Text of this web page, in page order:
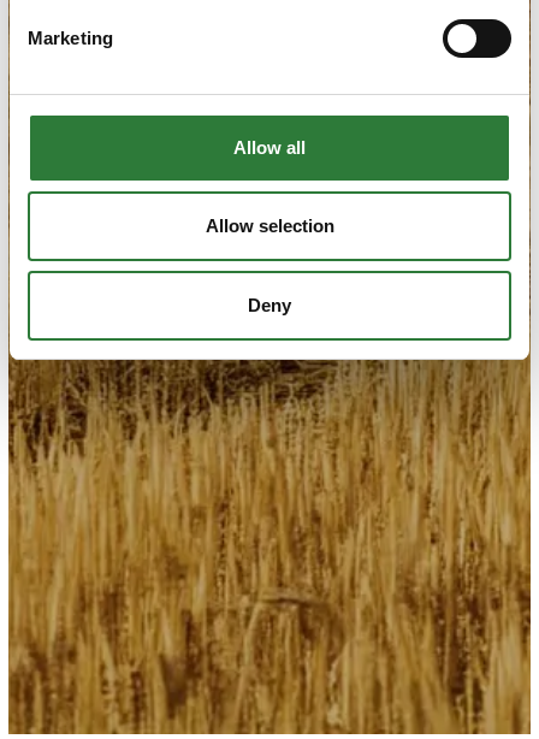
Marketing
Allow all
Allow selection
Deny